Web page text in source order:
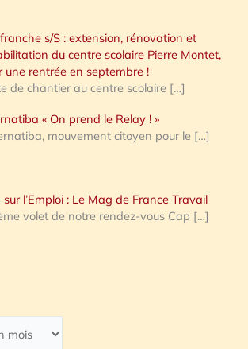
s/S : extension, rénovation et
du centre scolaire Pierre Montet,
une rentrée en septembre !
de chantier au centre scolaire […]
« On prend le Relay ! »
mouvement citoyen pour le […]
sur l’Emploi : Le Mag de France Travail
volet de notre rendez-vous Cap […]